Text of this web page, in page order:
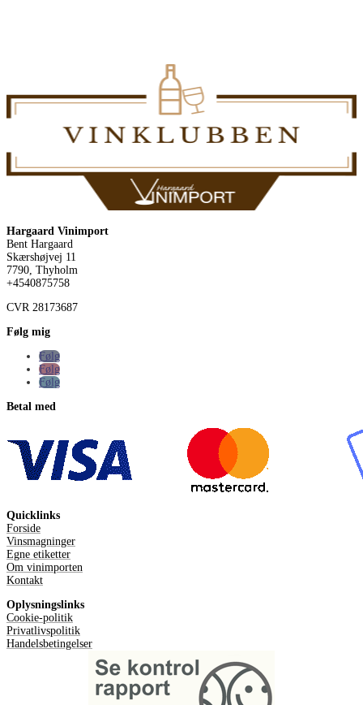
Hargaard Vinimport
Bent Hargaard
Skærshøjvej 11
7790, Thyholm
+4540875758
CVR 28173687
Følg mig
Følg
Følg
Følg
Betal med
Quicklinks
Forside
Vinsmagninger
Egne etiketter
Om vinimporten
Kontakt
Oplysningslinks
Cookie-politik
Privatlivspolitik
Handelsbetingelser